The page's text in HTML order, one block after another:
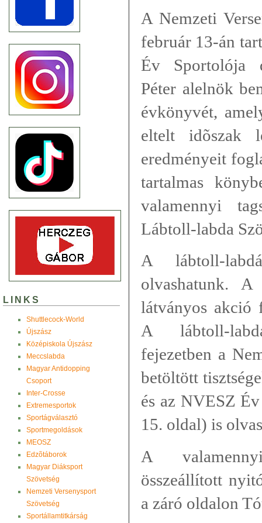
LINKS
Shuttlecock-World
Újszász
Középiskola Újszász
Meccslabda
Magyar Antidopping
Csoport
Inter-Crosse
Extremesportok
Sportágválasztó
Sportmegoldások
MEOSZ
Edzõtáborok
Magyar Diáksport
Szövetség
Nemzeti Versenysport
Szövetség
Sportállamtitkárság
A Nemzeti
február 13-án
Év Sportolója
Péter alelnök
évkönyvét,
eltelt idõszak
eredményeit
tartalmas
valamennyi
Lábtoll-labda
A lábtoll-
olvashatunk.
látványos akció
A lábtoll-
fejezetben a
betöltött
és az NVESZ
15. oldal) is
A
összeállított
a záró oldalon